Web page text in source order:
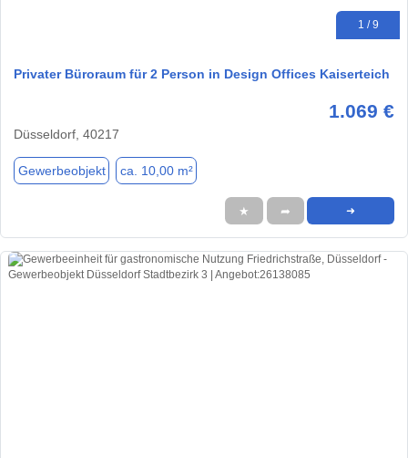
1 / 9
Privater Büroraum für 2 Person in Design Offices Kaiserteich
1.069 €
Düsseldorf, 40217
Gewerbeobjekt ca. 10,00 m²
★ ➦ ➜